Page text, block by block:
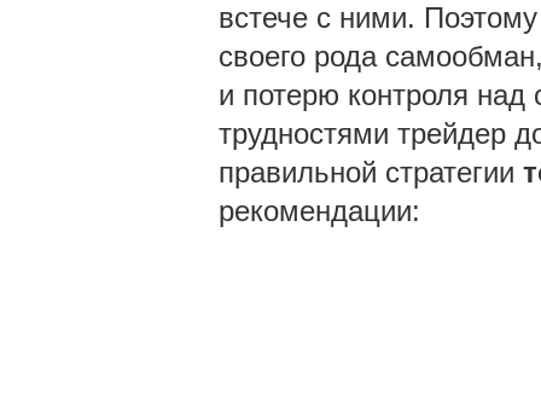
встече с ними.
своего рода
и потерю контроля
трудностями трейдер
правильной стратегии
рекомендации: